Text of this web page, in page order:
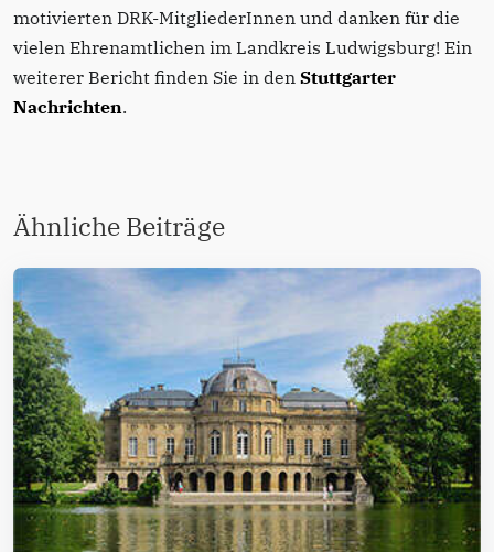
motivierten DRK-MitgliederInnen und danken für die
vielen Ehrenamtlichen im Landkreis Ludwigsburg! Ein
weiterer Bericht finden Sie in den Stuttgarter
Nachrichten.
Ähnliche Beiträge